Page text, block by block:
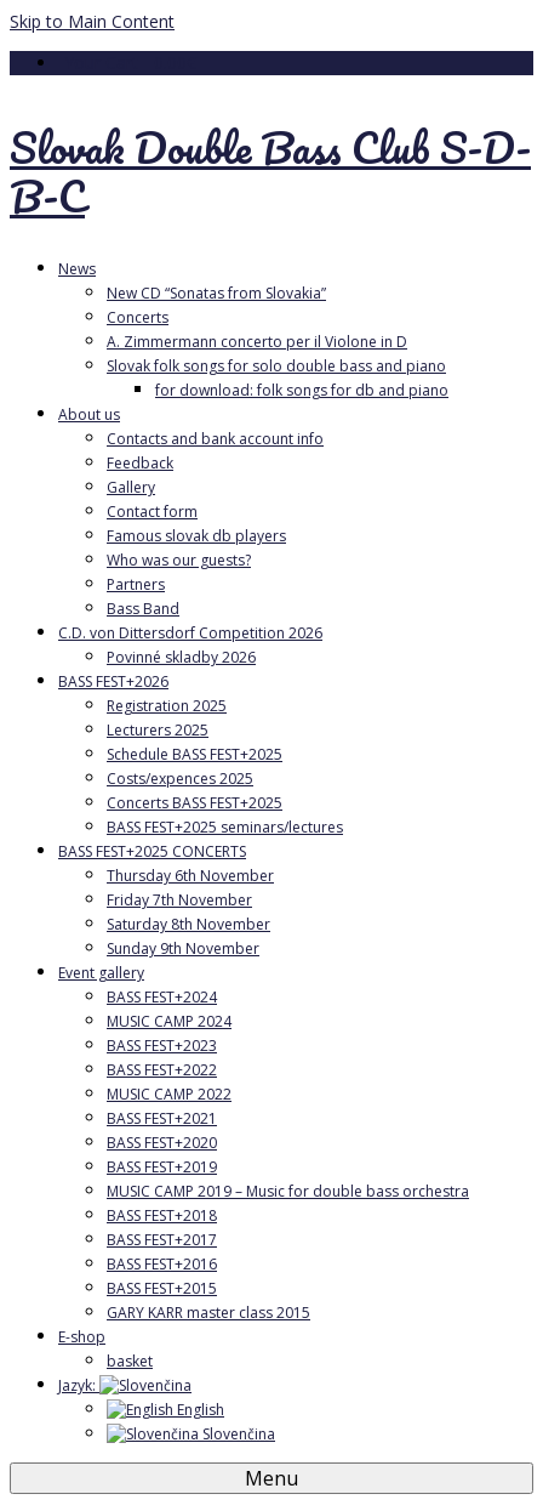
Skip to Main Content
Slovak Double Bass Club S-D-
B-C
News
New CD “Sonatas from Slovakia”
Concerts
A. Zimmermann concerto per il Violone in D
Slovak folk songs for solo double bass and piano
for download: folk songs for db and piano
About us
Contacts and bank account info
Feedback
Gallery
Contact form
Famous slovak db players
Who was our guests?
Partners
Bass Band
C.D. von Dittersdorf Competition 2026
Povinné skladby 2026
BASS FEST+2026
Registration 2025
Lecturers 2025
Schedule BASS FEST+2025
Costs/expences 2025
Concerts BASS FEST+2025
BASS FEST+2025 seminars/lectures
BASS FEST+2025 CONCERTS
Thursday 6th November
Friday 7th November
Saturday 8th November
Sunday 9th November
Event gallery
BASS FEST+2024
MUSIC CAMP 2024
BASS FEST+2023
BASS FEST+2022
MUSIC CAMP 2022
BASS FEST+2021
BASS FEST+2020
BASS FEST+2019
MUSIC CAMP 2019 – Music for double bass orchestra
BASS FEST+2018
BASS FEST+2017
BASS FEST+2016
BASS FEST+2015
GARY KARR master class 2015
E-shop
basket
Jazyk:
English
Slovenčina
Menu